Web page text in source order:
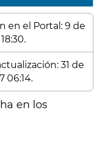
en el Portal: 9 de
31 de
06:14.
en los